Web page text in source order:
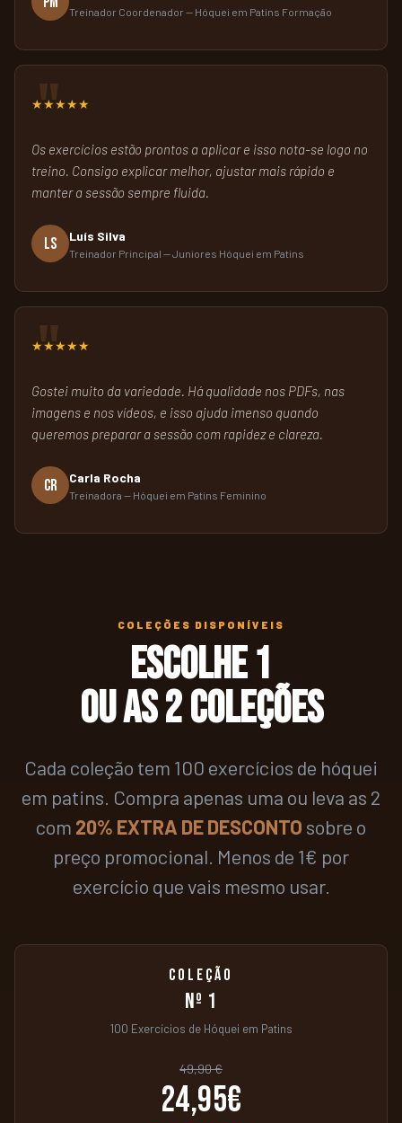
Treinador Coordenador — Hóquei em Patins Formação
★★★★★
Os exercícios estão prontos a aplicar e isso nota-se logo no
treino. Consigo explicar melhor, ajustar mais rápido e
manter a sessão sempre fluida.
LS Luís Silva
Treinador Principal — Juniores Hóquei em Patins
★★★★★
Gostei muito da variedade. Há qualidade nos PDFs, nas
imagens e nos vídeos, e isso ajuda imenso quando
queremos preparar a sessão com rapidez e clareza.
CR Carla Rocha
Treinadora — Hóquei em Patins Feminino
COLEÇÕES DISPONÍVEIS
Escolhe 1
ou as 2 coleções
Cada coleção tem 100 exercícios de hóquei
em patins. Compra apenas uma ou leva as 2
com 20% EXTRA DE DESCONTO sobre o
preço promocional. Menos de 1€ por
exercício que vais mesmo usar.
COLEÇÃO
Nº 1
100 Exercícios de Hóquei em Patins
49,90 €
24,95€